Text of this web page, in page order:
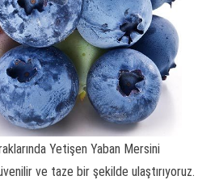
Yetişen Yaban Mersini
ve taze bir şekilde ulaştırıyoruz.